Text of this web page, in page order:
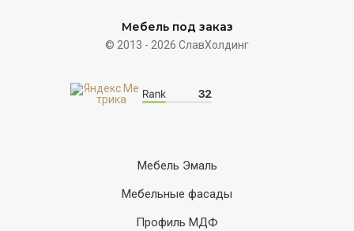
Мебель под заказ
© 2013 - 2026 СлавХолдинг
Мебель Эмаль
Мебельные фасады
Профиль МДФ